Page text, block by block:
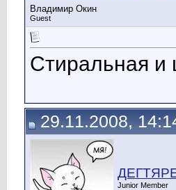
Владимир Окин
Guest
Стиральная и
29.11.2008,
Junior Member